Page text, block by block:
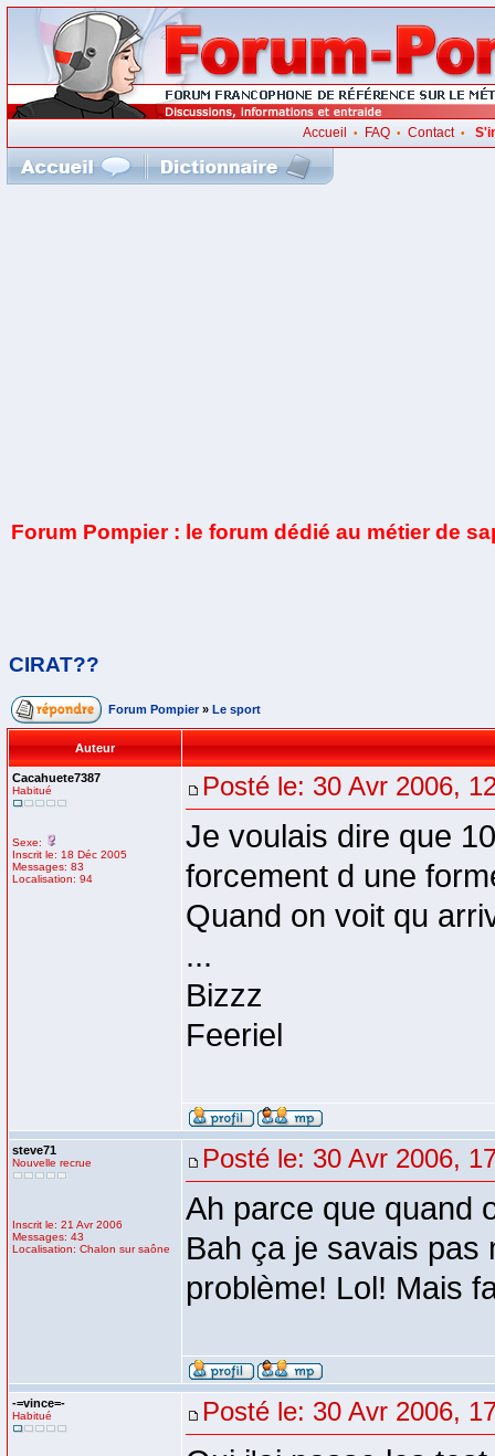
Accueil • FAQ• Contact•
Forum Pompier : le forum dédié au métier de
CIRAT??
Forum Pompier » Le sport
Auteur
Cacahuete7387
Habitué
Sexe:
Inscrit le: 18 Déc 2005
Messages: 83
Localisation: 94
Posté le: 30 Avr 2006,
Je voulais dire que
forcement d une
Quand on voit qu
...
Bizzz
Feeriel
steve71
Nouvelle recrue
Inscrit le: 21 Avr 2006
Messages: 43
Localisation: Chalon sur saône
Posté le: 30 Avr 2006,
Ah parce que quand
Bah ça je savais pas
problème! Lol! Mais
-=vince=-
Habitué Posté le: 30 Avr 2006,